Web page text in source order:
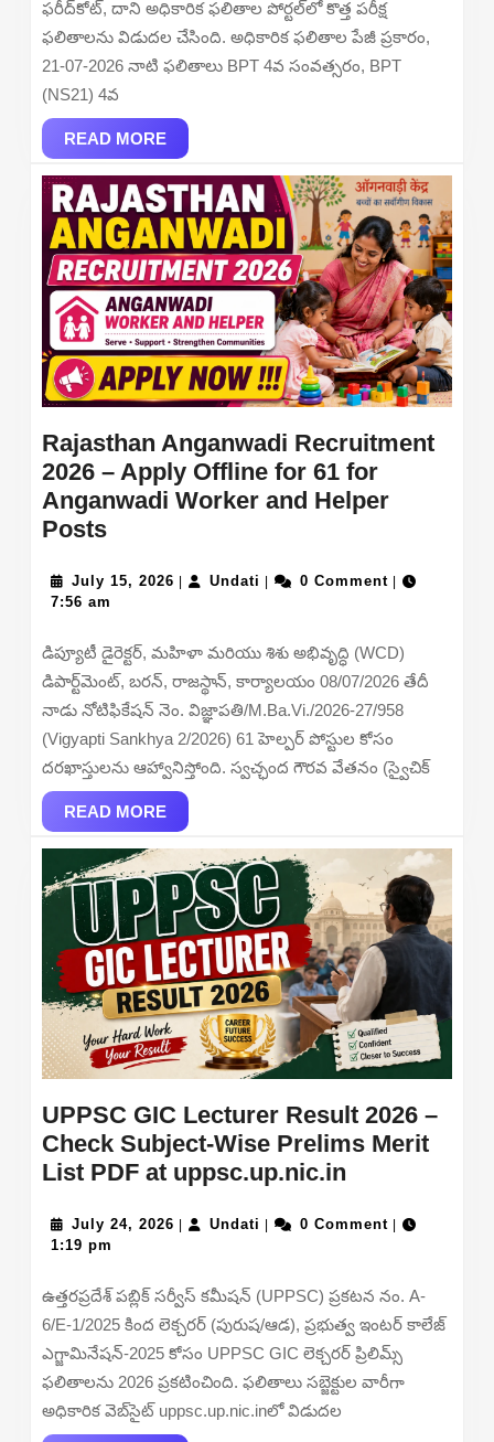
Check
3rd
Result
Online
at
bfuhs.ac.in
ఫరీద్‌కోట్, దాని అధికారిక ఫలితాల పోర్టల్‌లో కొత్త పరీక్ష
ఫలితాలను విడుదల చేసింది. అధికారిక ఫలితాల పేజీ ప్రకారం,
21-07-2026 నాటి ఫలితాలు BPT 4వ సంవత్సరం, BPT
(NS21) 4వ
READ MOREREAD
MORE
Rajasthan Anganwadi Recruitment
2026 – Apply Offline for 61 for
Anganwadi Worker and Helper
PostsRajasthan
Recruitment
2026
–
Apply
Offline
for
61
for
Anganwadi
Worker
and
Helper
Posts
July 15, 2026 July
| Undati Undati
| 0 Comment |
7:56 am
డిప్యూటీ డైరెక్టర్, మహిళా మరియు శిశు అభివృద్ధి (WCD)
డిపార్ట్‌మెంట్, బరన్, రాజస్థాన్, కార్యాలయం 08/07/2026 తేదీ
నాడు నోటిఫికేషన్ నెం. విజ్ఞాపతి/M.Ba.Vi./2026-27/958
(Vigyapti Sankhya 2/2026) 61 హెల్పర్ పోస్టుల కోసం
దరఖాస్తులను ఆహ్వానిస్తోంది. స్వచ్ఛంద గౌరవ వేతనం (స్వైచిక్
READ MOREREAD
MORE
UPPSC GIC Lecturer Result 2026 –
Check Subject-Wise Prelims Merit
List PDF at uppsc.up.nic.in
Lecturer
2026
–
Check
Subject-
July 24, 2026 July
| Undati Undati
| 0 Comment |
1:19 pm
ఉత్తరప్రదేశ్ పబ్లిక్ సర్వీస్ కమీషన్ (UPPSC) ప్రకటన నం. A-
6/E-1/2025 కింద లెక్చరర్ (పురుష/ఆడ), ప్రభుత్వ ఇంటర్ కాలేజ్
ఎగ్జామినేషన్-2025 కోసం UPPSC GIC లెక్చరర్ ప్రిలిమ్స్
ఫలితాలను 2026 ప్రకటించింది. ఫలితాలు సబ్జెక్టుల వారీగా
అధికారిక వెబ్‌సైట్ uppsc.up.nic.inలో విడుదల